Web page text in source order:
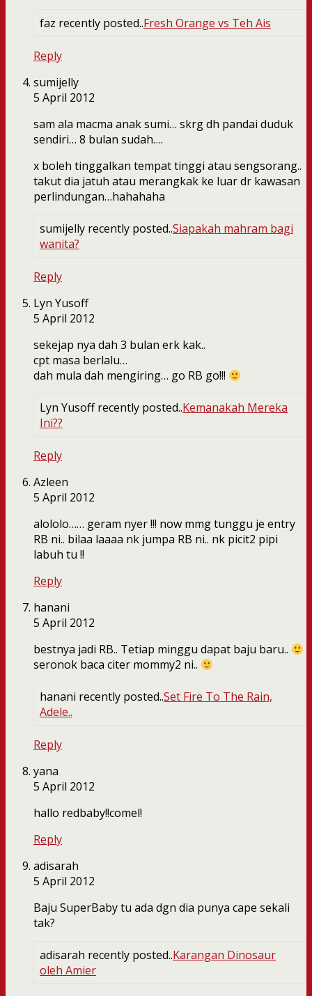
faz recently posted..Fresh Orange vs Teh Ais
Reply
sumijelly
5 April 2012
sam ala macma anak sumi… skrg dh pandai duduk
sendiri… 8 bulan sudah….
x boleh tinggalkan tempat tinggi atau sengsorang..
takut dia jatuh atau merangkak ke luar dr kawasan
perlindungan…hahahaha
sumijelly recently posted..Siapakah mahram bagi
wanita?
Reply
Lyn Yusoff
5 April 2012
sekejap nya dah 3 bulan erk kak..
cpt masa berlalu…
dah mula dah mengiring… go RB go!!!
Lyn Yusoff recently posted..Kemanakah Mereka
Ini??
Reply
Azleen
5 April 2012
alololo…… geram nyer !!! now mmg tunggu je entry
RB ni.. bilaa laaaa nk jumpa RB ni.. nk picit2 pipi
labuh tu !!
Reply
hanani
5 April 2012
bestnya jadi RB.. Tetiap minggu dapat baju baru..
seronok baca citer mommy2 ni..
hanani recently posted..Set Fire To The Rain,
Adele..
Reply
yana
5 April 2012
hallo redbaby!!comel!
Reply
adisarah
5 April 2012
Baju SuperBaby tu ada dgn dia punya cape sekali
tak?
adisarah recently posted..Karangan Dinosaur
oleh Amier